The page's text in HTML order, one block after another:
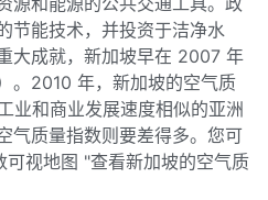
节能技术，并投资于洁净水
大成就，新加坡早在 2007 年
。2010 年，新加坡的空气质
业和商业发展速度相似的亚洲
气质量指数则要差得多。您可
视地图 "查看新加坡的空气质